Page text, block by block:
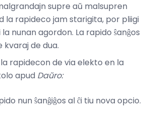
supre aŭ malsupren
la rapideco jam starigita, por pliigi
nunan agordon. La rapido ŝanĝos
kvaraj de dua.
rapidecon de via elekto en la
apud Daŭro:
nun ŝanĝiĝos al ĉi tiu nova opcio.